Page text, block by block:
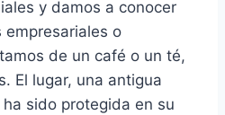
y damos a conocer
o
de un café o un té,
El lugar, una antigua
sido protegida en su